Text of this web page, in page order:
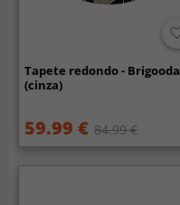
Tapete redondo - Brigooda
(cinza)
59.99 € 84.99 €